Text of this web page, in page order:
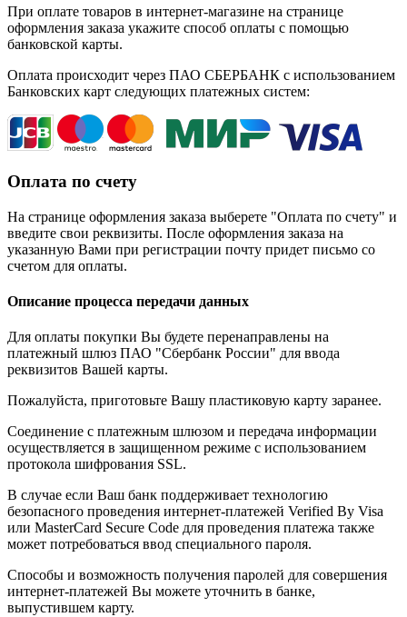
При оплате товаров в интернет-магазине на странице
оформления заказа укажите способ оплаты с помощью
банковской карты.
Оплата происходит через ПАО СБЕРБАНК с использованием
Банковских карт следующих платежных систем:
Оплата по счету
На странице оформления заказа выберете "Оплата по счету" и
введите свои реквизиты. После оформления заказа на
указанную Вами при регистрации почту придет письмо со
счетом для оплаты.
Описание процесса передачи данных
Для оплаты покупки Вы будете перенаправлены на
платежный шлюз ПАО "Сбербанк России" для ввода
реквизитов Вашей карты.
Пожалуйста, приготовьте Вашу пластиковую карту заранее.
Соединение с платежным шлюзом и передача информации
осуществляется в защищенном режиме с использованием
протокола шифрования SSL.
В случае если Ваш банк поддерживает технологию
безопасного проведения интернет-платежей Verified By Visa
или MasterCard Secure Code для проведения платежа также
может потребоваться ввод специального пароля.
Способы и возможность получения паролей для совершения
интернет-платежей Вы можете уточнить в банке,
выпустившем карту.